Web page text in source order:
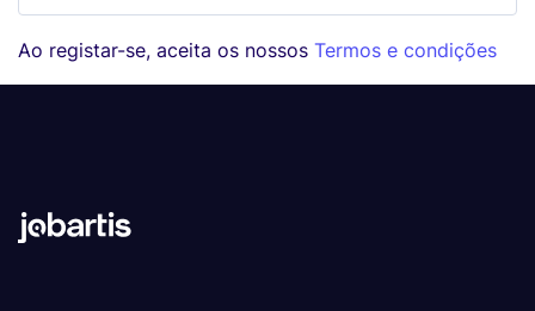
Ao registar-se, aceita os nossos Termos e condições